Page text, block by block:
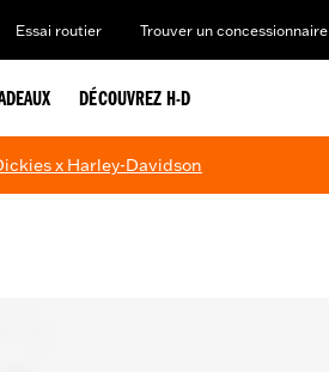
Essai routier Trouver un concessionnaire
DÉCOUVREZ H-D
x Harley-Davidson